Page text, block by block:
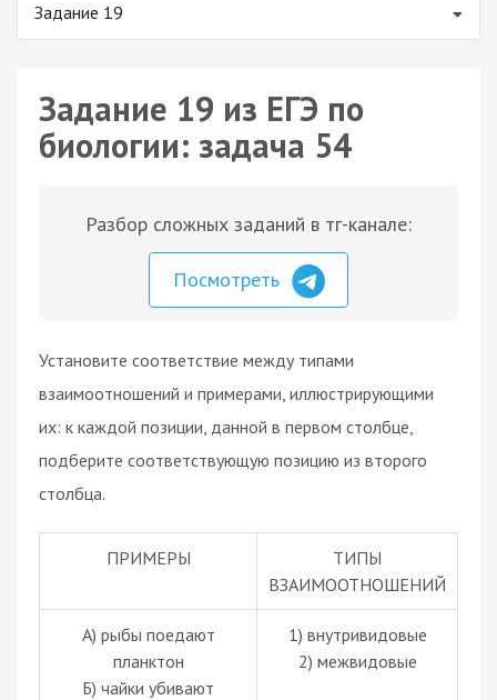
Задание 19
Задание 19 из ЕГЭ по
биологии: задача 54
Разбор сложных заданий в тг-канале:
Посмотреть
Установите соответствие между типами
взаимоотношений и примерами, иллюстрирующими
их: к каждой позиции, данной в первом столбце,
подберите соответствующую позицию из второго
столбца.
ПРИМЕРЫ
ТИПЫ
ВЗАИМООТНОШЕНИЙ
A) рыбы поедают
планктон
Б) чайки убивают
1) внутривидовые
2) межвидовые